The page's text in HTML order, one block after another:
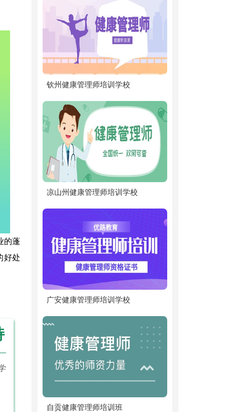
的蓬
好处
钦州健康管理师培训学校
凉山州健康管理师培训学校
广安健康管理师培训学校
自贡健康管理师培训班